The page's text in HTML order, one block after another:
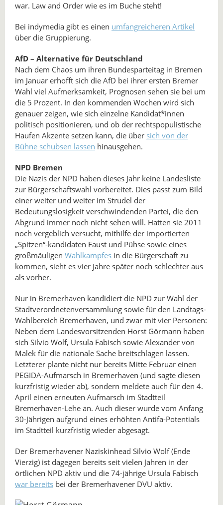
war. Law and Order wie es im Buche steht!
Bei indymedia gibt es einen umfangreicheren Artikel
über die Gruppierung.
AfD – Alternative für Deutschland
Nach dem Chaos um ihren Bundesparteitag in Bremen
im Januar erhofft sich die AfD bei ihrer ersten Bremer
Wahl viel Aufmerksamkeit, Prognosen sehen sie bei um
die 5 Prozent. In den kommenden Wochen wird sich
genauer zeigen, wie sich einzelne Kandidat*innen
politisch positionieren, und ob der rechtspopulistische
Haufen Akzente setzen kann, die über sich von der
Bühne schubsen lassen hinausgehen.
NPD Bremen
Die Nazis der NPD haben dieses Jahr keine Landesliste
zur Bürgerschaftswahl vorbereitet. Dies passt zum Bild
einer weiter und weiter im Strudel der
Bedeutungslosigkeit verschwindenden Partei, die den
Abgrund immer noch nicht sehen will. Hatten sie 2011
noch vergeblich versucht, mithilfe der importierten
„Spitzen“-kandidaten Faust und Pühse sowie eines
großmäuligen Wahlkampfes in die Bürgerschaft zu
kommen, sieht es vier Jahre später noch schlechter aus
als vorher.
Nur in Bremerhaven kandidiert die NPD zur Wahl der
Stadtverordnetenversammlung sowie für den Landtags-
Wahlbereich Bremerhaven, und zwar mit vier Personen:
Neben dem Landesvorsitzenden Horst Görmann haben
sich Silvio Wolf, Ursula Fabisch sowie Alexander von
Malek für die nationale Sache breitschlagen lassen.
Letzterer plante nicht nur bereits Mitte Februar einen
PEGIDA-Aufmarsch in Bremerhaven (und sagte diesen
kurzfristig wieder ab), sondern meldete auch für den 4.
April einen erneuten Aufmarsch im Stadtteil
Bremerhaven-Lehe an. Auch dieser wurde vom Anfang
30-Jährigen aufgrund eines erhöhten Antifa-Potentials
im Stadtteil kurzfristig wieder abgesagt.
Der Bremerhavener Naziskinhead Silvio Wolf (Ende
Vierzig) ist dagegen bereits seit vielen Jahren in der
örtlichen NPD aktiv und die 74-jährige Ursula Fabisch
war bereits bei der Bremerhavener DVU aktiv.